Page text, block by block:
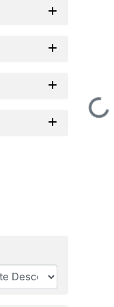
Loading...